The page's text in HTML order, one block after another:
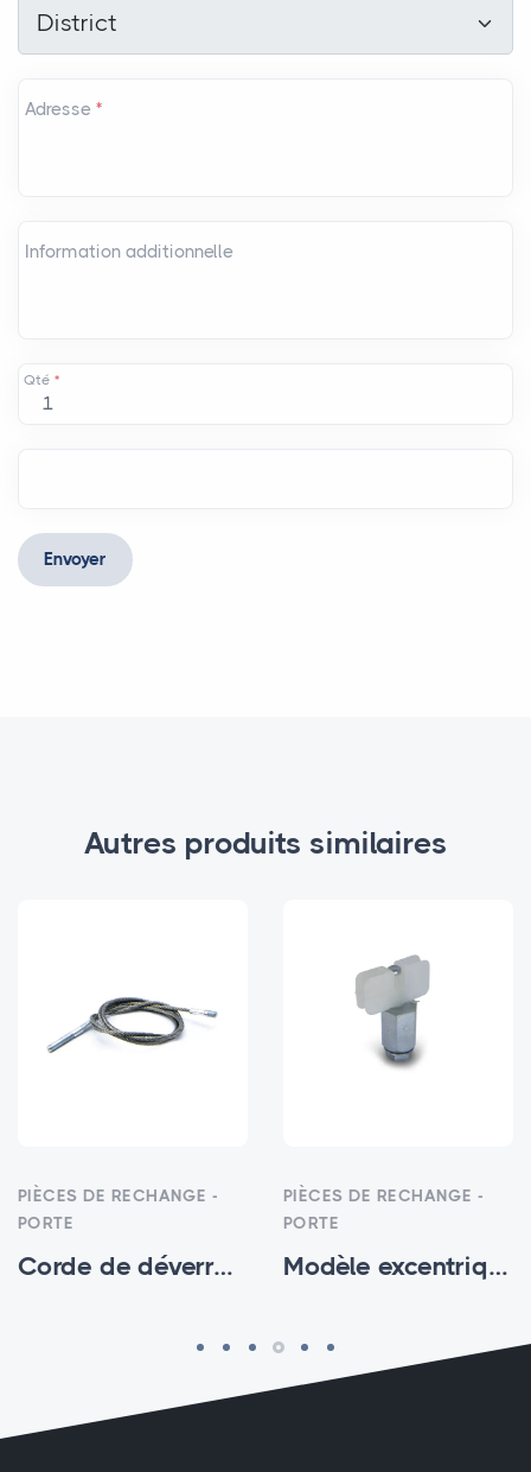
District
Adresse *
Information additionnelle
Qté *
Envoyer
Autres produits similaires
PIÈCES DE RECHANGE -
PORTE
Corde de déverrouillage d'urgence 3MM - HTM-SP-002
PIÈCES DE RECHANGE -
PORTE
Modèle excentrique de patinage de porte (H) - HTM-SP-004